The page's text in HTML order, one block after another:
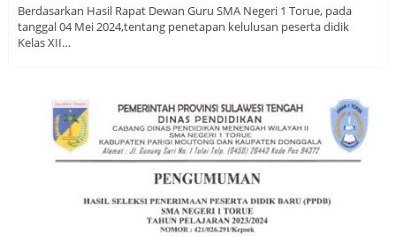
Berdasarkan Hasil Rapat Dewan Guru SMA Negeri 1 Torue, pada
tanggal 04 Mei 2024,tentang penetapan kelulusan peserta didik
Kelas XII…